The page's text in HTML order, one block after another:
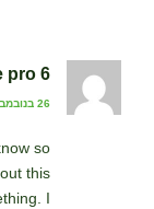
pro 6
26 בנובמבר 2024 בשעה 7:21
so
this,
I